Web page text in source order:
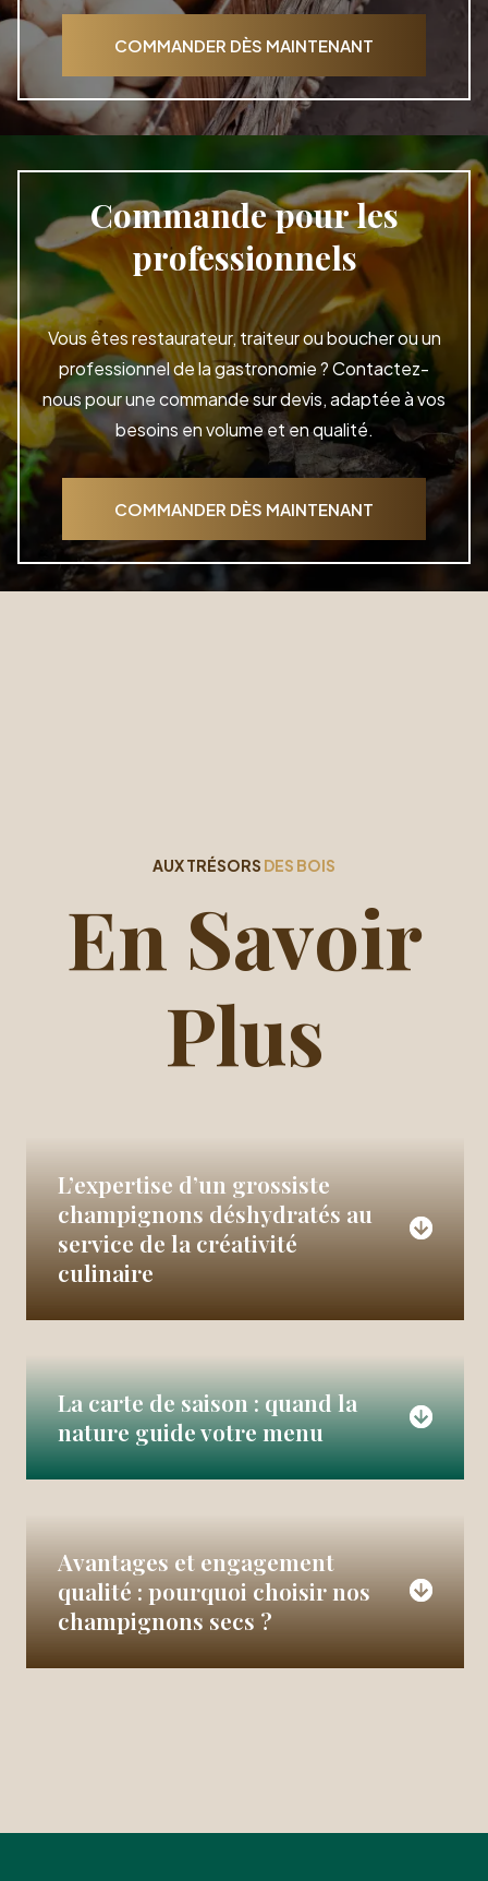
COMMANDER DÈS MAINTENANT
Commande pour les
professionnels
Vous êtes restaurateur, traiteur ou boucher ou un
professionnel de la gastronomie ? Contactez-
nous pour une commande sur devis, adaptée à vos
besoins en volume et en qualité.
COMMANDER DÈS MAINTENANT
AUX TRÉSORS DES BOIS
En Savoir
Plus
L’expertise d’un grossiste
champignons déshydratés au
service de la créativité
culinaire
La carte de saison : quand la
nature guide votre menu
Avantages et engagement
qualité : pourquoi choisir nos
champignons secs ?